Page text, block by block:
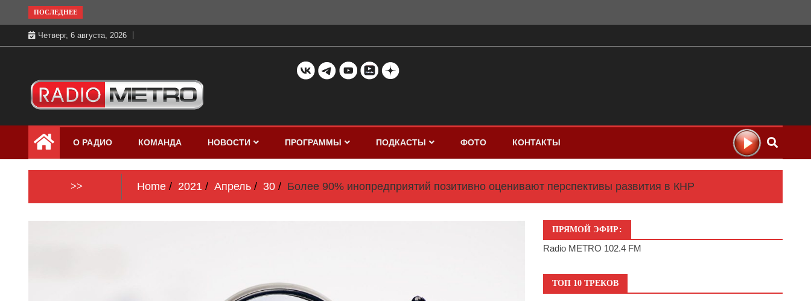
to
content
ПОСЛЕДНЕЕ
Четверг, 6 августа, 2026
Радио МЕТРО
бесплатно в хорошем качестве Санкт-
Петербург и Россия
О РАДИО КОМАНДА НОВОСТИ ПРОГРАММЫ ПОДКАСТЫ ФОТО КОНТАКТЫ
>> Home 2021 Апрель 30 Более 90% инопредприятий позитивно оценивают перспективы развития в КНР
ПРЯМОЙ ЭФИР:
Radio METRO 102.4 FM
ТОП 10 ТРЕКОВ